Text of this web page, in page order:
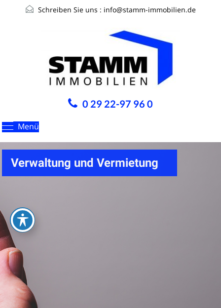
Schreiben Sie uns : info@stamm-immobilien.de
0 29 22-97 96 0
Menü
Verwaltung und Vermietung